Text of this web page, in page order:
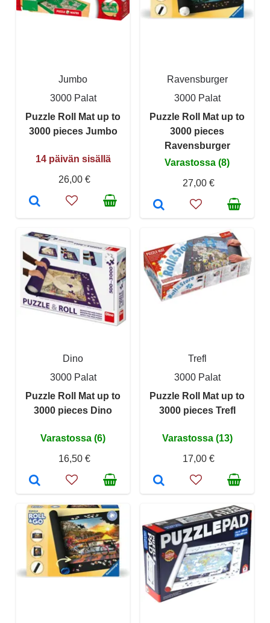
Jumbo
3000 Palat
Puzzle Roll Mat up to
3000 pieces Jumbo
14 päivän sisällä
26,00 €
Ravensburger
3000 Palat
Puzzle Roll Mat up to
3000 pieces
Ravensburger
Varastossa (8)
27,00 €
Dino
3000 Palat
Puzzle Roll Mat up to
3000 pieces Dino
Varastossa (6)
16,50 €
Trefl
3000 Palat
Puzzle Roll Mat up to
3000 pieces Trefl
Varastossa (13)
17,00 €